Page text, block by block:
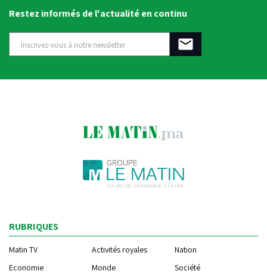
Restez informés de l'actualité en continu
RUBRIQUES
Matin TV Activités royales
Nation
Economie
Monde
Société